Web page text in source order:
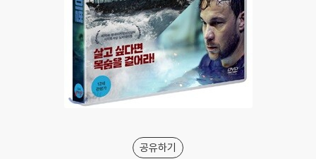
공유하기